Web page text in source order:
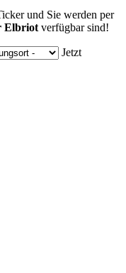
und Sie werden per
Elbriot verfügbar sind!
Jetzt